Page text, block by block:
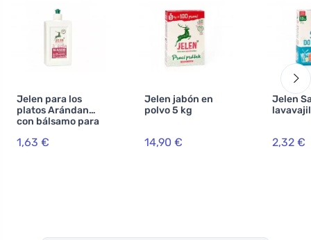
Jelen para los
platos Arándanos
con bálsamo para
1,63 €
Jelen jabón en
polvo 5 kg
14,90 €
Jelen
2,32 €